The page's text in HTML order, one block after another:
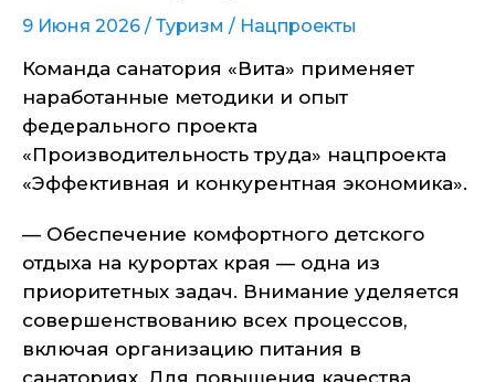
9 Июня 2026 / Туризм / Нацпроекты
Команда санатория «Вита» применяет
наработанные методики и опыт
федерального проекта
«Производительность труда» нацпроекта
«Эффективная и конкурентная экономика».
— Обеспечение комфортного детского
отдыха на курортах края — одна из
приоритетных задач. Внимание уделяется
совершенствованию всех процессов,
включая организацию питания в
санаториях. Для повышения качества